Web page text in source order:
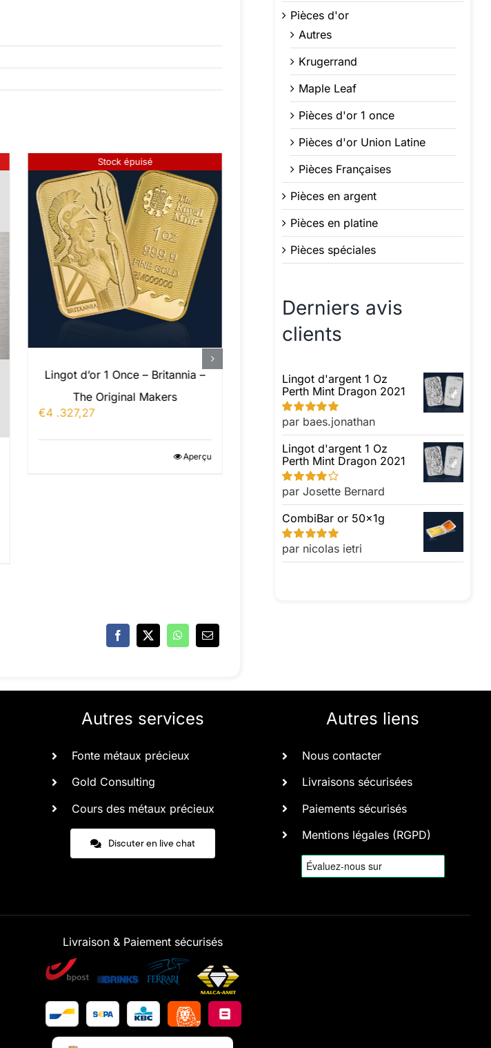
Stock épuisé
Lingot d’or 1 Once – Britannia –
The Original Makers
€4 .327,27
Aperçu
Lingot de 10 Grammes d’Or
1 .340,55
Ajouter au panier
Pièces d'or
Autres
Krugerrand
Maple Leaf
Pièces d'or 1 once
Pièces d'or Union Latine
Pièces Françaises
Pièces en argent
Pièces en platine
Pièces spéciales
Derniers avis
clients
Lingot d'argent 1 Oz
Perth Mint Dragon 2021
Note5sur 5
par baes.jonathan
Lingot d'argent 1 Oz
Perth Mint Dragon 2021
Note4sur
5
par Josette Bernard
CombiBar or 50x1g
Note5sur 5
par nicolas ietri
Autres services
Fonte métaux précieux
Gold Consulting
Cours des métaux précieux
Discuter en live chat
Autres liens
Nous contacter
Livraisons sécurisées
Paiements sécurisés
Mentions légales (RGPD)
Livraison & Paiement sécurisés